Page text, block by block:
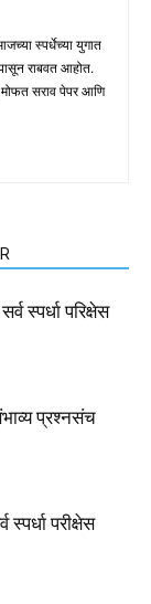
स्पर्धेच्या युगात
राबवत आहोत.
सराव पेपर आणि
स्पर्धा परिक्षेस
प्रश्नसंच
परीक्षेस